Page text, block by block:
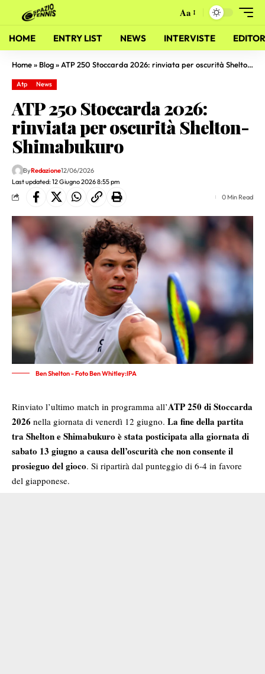
Aa
HOME ENTRY LIST NEWS INTERVISTE
Home» Blog» ATP 250 Stoccarda 2026: rinviata per oscurità Shelton-Shimabukuro
Atp News
ATP 250 Stoccarda 2026:
rinviata per oscurità Shelton-
Shimabukuro
Last updated: 12 Giugno 2026 8:55 pm
ByRedazione12/06/2026
0 Min Read
Ben Shelton - Foto Ben Whitley:IPA
Rinviato l’ultimo match in programma all’ATP 250 di Stoccarda
2026 nella giornata di venerdì 12 giugno. La fine della partita
tra Shelton e Shimabukuro è stata posticipata alla giornata di
sabato 13 giugno a causa dell’oscurità che non consente il
prosieguo del gioco. Si ripartirà dal punteggio di 6-4 in favore
del giapponese.